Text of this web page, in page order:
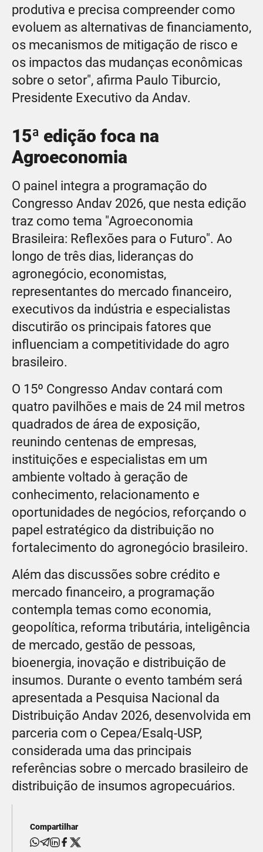
produtiva e precisa compreender como
evoluem as alternativas de financiamento,
os mecanismos de mitigação de risco e
os impactos das mudanças econômicas
sobre o setor", afirma Paulo Tiburcio,
Presidente Executivo da Andav.
15ª edição foca na
Agroeconomia
O painel integra a programação do
Congresso Andav 2026, que nesta edição
traz como tema "Agroeconomia
Brasileira: Reflexões para o Futuro". Ao
longo de três dias, lideranças do
agronegócio, economistas,
representantes do mercado financeiro,
executivos da indústria e especialistas
discutirão os principais fatores que
influenciam a competitividade do agro
brasileiro.
O 15º Congresso Andav contará com
quatro pavilhões e mais de 24 mil metros
quadrados de área de exposição,
reunindo centenas de empresas,
instituições e especialistas em um
ambiente voltado à geração de
conhecimento, relacionamento e
oportunidades de negócios, reforçando o
papel estratégico da distribuição no
fortalecimento do agronegócio brasileiro.
Além das discussões sobre crédito e
mercado financeiro, a programação
contempla temas como economia,
geopolítica, reforma tributária, inteligência
de mercado, gestão de pessoas,
bioenergia, inovação e distribuição de
insumos. Durante o evento também será
apresentada a Pesquisa Nacional da
Distribuição Andav 2026, desenvolvida em
parceria com o Cepea/Esalq-USP,
considerada uma das principais
referências sobre o mercado brasileiro de
distribuição de insumos agropecuários.
Compartilhar